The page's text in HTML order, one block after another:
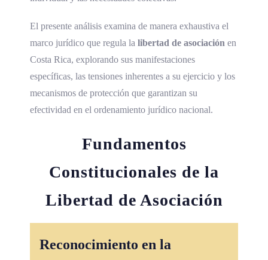
El presente análisis examina de manera exhaustiva el
marco jurídico que regula la libertad de asociación en
Costa Rica, explorando sus manifestaciones
específicas, las tensiones inherentes a su ejercicio y los
mecanismos de protección que garantizan su
efectividad en el ordenamiento jurídico nacional.
Fundamentos
Constitucionales de la
Libertad de Asociación
Reconocimiento en la